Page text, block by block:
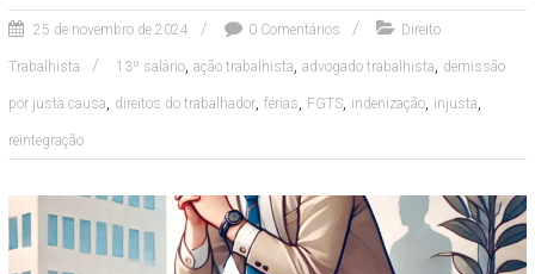
25 de novembro de 2024 0 Comentários Direito
Trabalhista 13º salário, ação trabalhista, advogado trabalhista, demissão
por justa causa, direitos do trabalhador, férias, FGTS, indenização, injusta,
reintegração